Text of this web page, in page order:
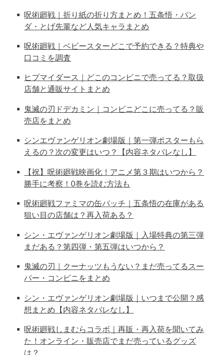
呪術廻戦｜折り紙の折り方まとめ！五条悟・パン
ダ・とげ先輩など人気キャラまとめ
呪術廻戦｜ベビースターどこで予約できる？特典や
口コミを調査
ヒプマイダース｜どこのコンビニで売ってる？取扱
店舗と通販サイトまとめ
鬼滅の刃ドデカミン｜コンビニどこに売ってる？販
売店をまとめ
シンエヴァンゲリオン劇場版｜第一弾ポスターもら
えるの？次の変更はいつ？【内容ネタバレなし】
【祝】呪術廻戦映画化！アニメ第３期はいつから？
勝手に考察！0巻を読む方法も
呪術廻戦ファミマの缶バッチ｜五条悟の在庫がある
狙い目の店舗は？再入荷ある？
シン・エヴァンゲリオン劇場版｜入場特典の第三弾
まだある？第四弾・第五弾はいつから？
鬼滅の刃｜クーナッツもうない？まだ売ってるスー
パー・コンビニをまとめ
シン・エヴァンゲリオン劇場版｜いつまで公開？感
想まとめ【内容ネタバレなし】
呪術廻戦しまむらコラボ｜再販・再入荷を聞いてみ
た！オンライン・販売店でまだ売っているグッズ
は？